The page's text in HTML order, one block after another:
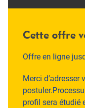
Cette offre
Offre en ligne
Merci
profil sera étudié